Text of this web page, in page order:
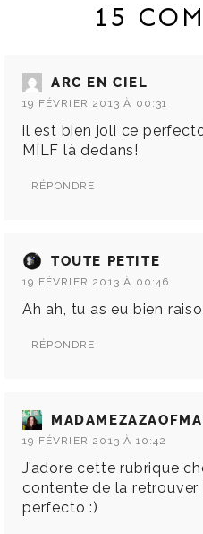
15
ARC EN CIEL
19 FÉVRIER 2013 À 00:31
il est bien joli ce
MILF là dedans!
RÉPONDRE
TOUTE PETITE
19 FÉVRIER 2013 À 00:46
Ah ah, tu as eu bien
RÉPONDRE
19 FÉVRIER 2013 À 10:42
J’adore cette rubrique
contente de la
perfecto :)